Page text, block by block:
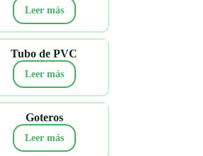
Leer más
Tubo de PVC
Leer más
Goteros
Leer más